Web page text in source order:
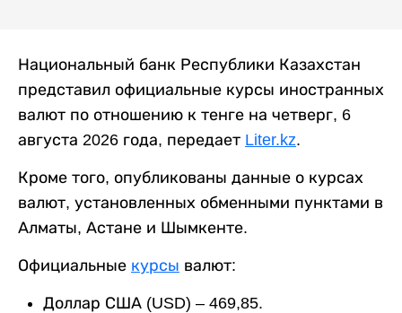
Национальный банк Республики Казахстан
представил официальные курсы иностранных
валют по отношению к тенге на четверг, 6
августа 2026 года, передает Liter.kz.
Кроме того, опубликованы данные о курсах
валют, установленных обменными пунктами в
Алматы, Астане и Шымкенте.
Официальные курсы валют:
Доллар США (USD) – 469,85.